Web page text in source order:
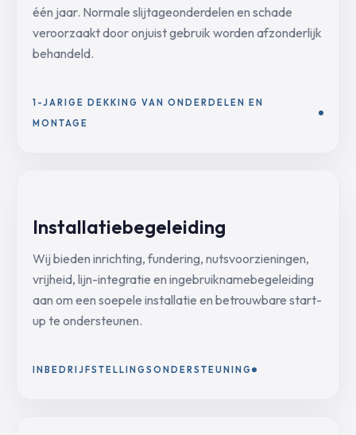
één jaar. Normale slijtageonderdelen en schade
veroorzaakt door onjuist gebruik worden afzonderlijk
behandeld.
1-JARIGE DEKKING VAN ONDERDELEN EN
MONTAGE
Installatiebegeleiding
Wij bieden inrichting, fundering, nutsvoorzieningen,
vrijheid, lijn-integratie en ingebruiknamebegeleiding
aan om een soepele installatie en betrouwbare start-
up te ondersteunen.
INBEDRIJFSTELLINGSONDERSTEUNING